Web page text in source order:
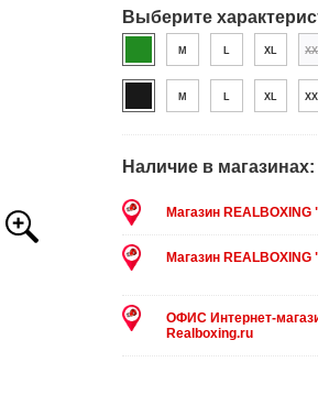
Выберите
M L XL
M L XL
Наличие в магазинах:
Магазин
Магазин
ОФИС Интернет-
Realboxing.ru